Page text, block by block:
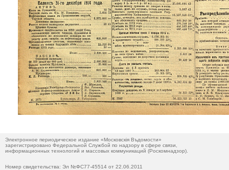
Электронное периодическое издание «Московскiя Въдомости»
зарегистрировано Федеральной Службой по надзору в сфере связи,
информационных технологий и массовых коммуникаций (Роскомнадзор).
Номер свидетельства: Эл №ФС77-45514 от 22.06.2011